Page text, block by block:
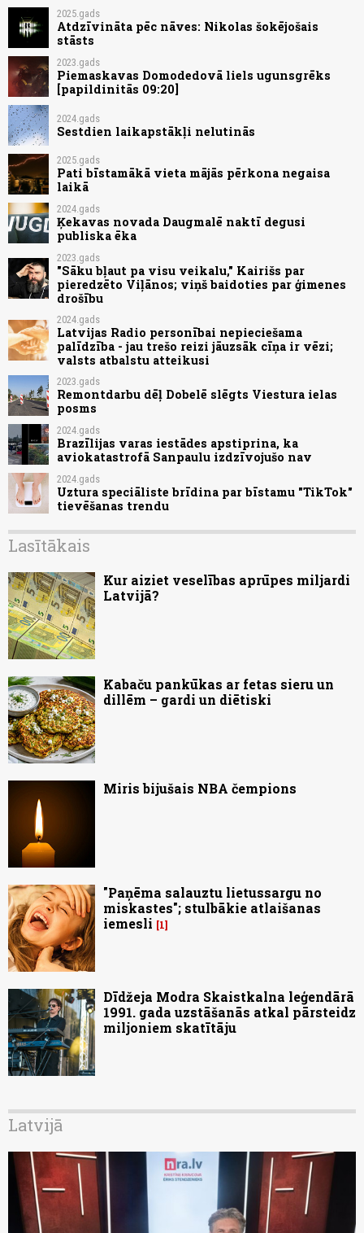
2025.gads
Atdzīvināta pēc nāves: Nikolas šokējošais
stāsts
2023.gads
Piemaskavas Domodedovā liels ugunsgrēks
[papildinitās 09:20]
2024.gads
Sestdien laikapstākļi nelutinās
2025.gads
Pati bīstamākā vieta mājās pērkona negaisa
laikā
2024.gads
Ķekavas novada Daugmalē naktī degusi
publiska ēka
2023.gads
"Sāku bļaut pa visu veikalu," Kairišs par
pieredzēto Viļānos; viņš baidoties par ģimenes
drošību
2024.gads
Latvijas Radio personībai nepieciešama
palīdzība - jau trešo reizi jāuzsāk cīņa ir vēzi;
valsts atbalstu atteikusi
2023.gads
Remontdarbu dēļ Dobelē slēgts Viestura ielas
posms
2024.gads
Brazīlijas varas iestādes apstiprina, ka
aviokatastrofā Sanpaulu izdzīvojušo nav
2024.gads
Uztura speciāliste brīdina par bīstamu "TikTok"
tievēšanas trendu
Lasītākais
Kur aiziet veselības aprūpes miljardi
Latvijā?
Kabaču pankūkas ar fetas sieru un
dillēm – gardi un diētiski
Miris bijušais NBA čempions
"Paņēma salauztu lietussargu no
miskastes"; stulbākie atlaišanas
iemesli
1
Dīdžeja Modra Skaistkalna leģendārā
1991. gada uzstāšanās atkal pārsteidz
miljoniem skatītāju
Latvijā